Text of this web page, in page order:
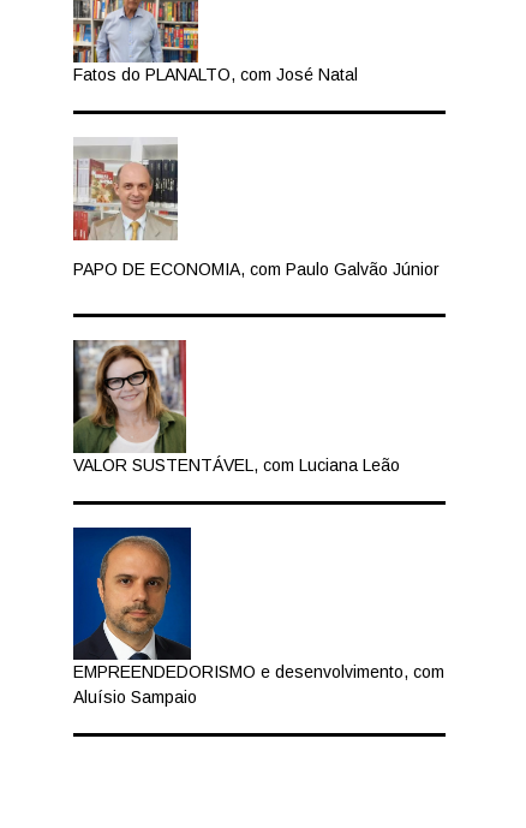
Fatos do PLANALTO, com José Natal
PAPO DE ECONOMIA, com Paulo Galvão Júnior
VALOR SUSTENTÁVEL, com Luciana Leão
EMPREENDEDORISMO e desenvolvimento, com
Aluísio Sampaio